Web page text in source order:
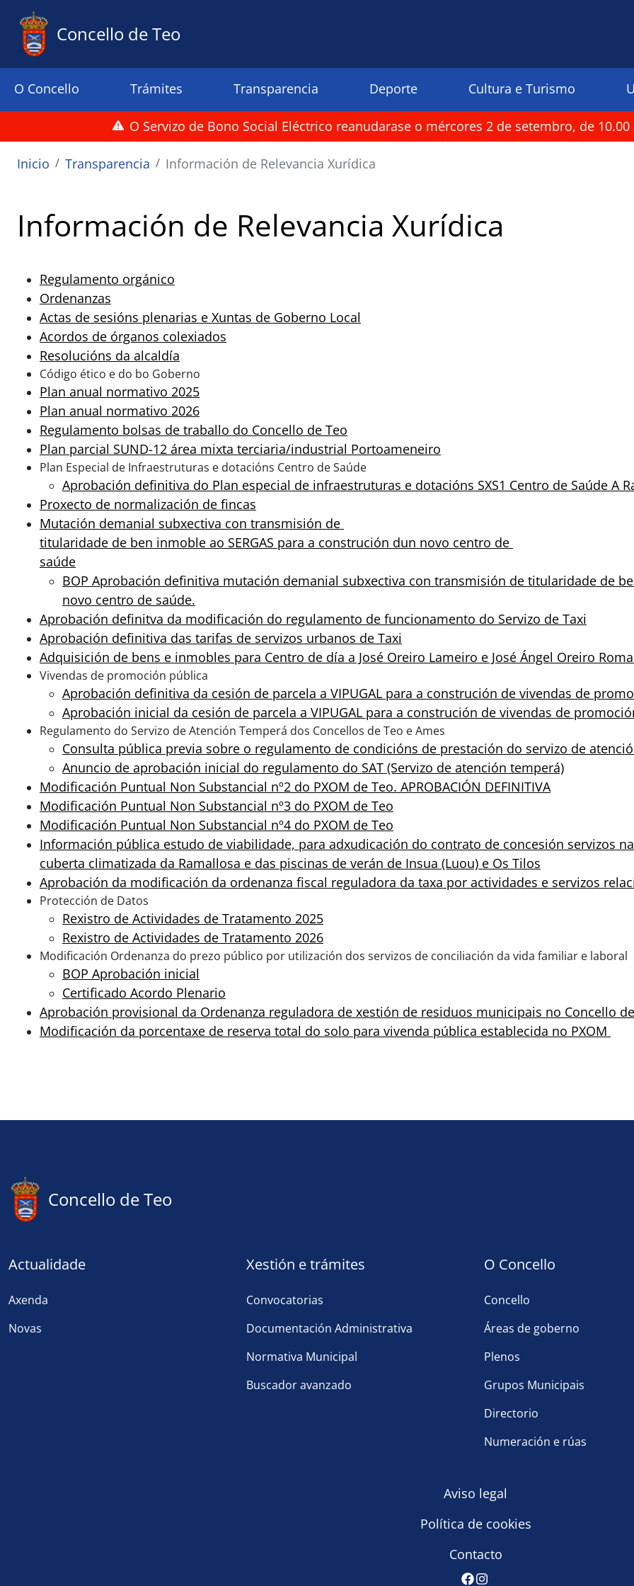
Ir o contido principal
Concello de Teo
Menu principal
O Concello Trámites Transparencia Deporte Cultura e Turismo
O Servizo de Bono Social Eléctrico reanudarase o mércores 2 de setembro, de
Miga de pan
Inicio Transparencia Información de Relevancia Xurídica
Información de Relevancia Xurídica
Regulamento orgánico
Ordenanzas
Actas de sesións plenarias e Xuntas de Goberno Local
Acordos de órganos colexiados
Resolucións da alcaldía
Código ético e do bo Goberno
Plan anual normativo 2025
Plan anual normativo 2026
Regulamento bolsas de traballo do Concello de Teo
Plan parcial SUND-12 área mixta terciaria/industrial Portoameneiro
Plan Especial de Infraestruturas e dotacións Centro de Saúde
Aprobación definitiva do Plan especial de infraestruturas e dotacións SXS1 Centro de Saúde A
Proxecto de normalización de fincas
Mutación demanial subxectiva con transmisión de
titularidade de ben inmoble ao SERGAS para a construción dun novo centro de
saúde
BOP Aprobación definitiva mutación demanial subxectiva con transmisión de titularidade de
novo centro de saúde.
Aprobación definitva da modificación do regulamento de funcionamento do Servizo de Taxi
Aprobación definitiva das tarifas de servizos urbanos de Taxi
Adquisición de bens e inmobles para Centro de día a José Oreiro Lameiro e José Ángel Oreiro
Vivendas de promoción pública
Aprobación definitiva da cesión de parcela a VIPUGAL para a construción de vivendas de
Aprobación inicial da cesión de parcela a VIPUGAL para a construción de vivendas de
Regulamento do Servizo de Atención Temperá dos Concellos de Teo e Ames
Consulta pública previa sobre o regulamento de condicións de prestación do servizo de
Anuncio de aprobación inicial do regulamento do SAT (Servizo de atención temperá)
Modificación Puntual Non Substancial nº2 do PXOM de Teo. APROBACIÓN DEFINITIVA
Modificación Puntual Non Substancial nº3 do PXOM de Teo
Modificación Puntual Non Substancial nº4 do PXOM de Teo
Información pública estudo de viabilidade, para adxudicación do contrato de concesión servizos
cuberta climatizada da Ramallosa e das piscinas de verán de Insua (Luou) e Os Tilos
Aprobación da modificación da ordenanza fiscal reguladora da taxa por actividades e servizos
Protección de Datos
Rexistro de Actividades de Tratamento 2025
Rexistro de Actividades de Tratamento 2026
Modificación Ordenanza do prezo público por utilización dos servizos de conciliación da vida familiar e laboral
BOP Aprobación inicial
Certificado Acordo Plenario
Aprobación provisional da Ordenanza reguladora de xestión de residuos municipais no Concello
Modificación da porcentaxe de reserva total do solo para vivenda pública establecida no PXOM
Concello de Teo
Actualidade
Axenda
Novas
Xestión e trámites
Convocatorias
Documentación Administrativa
Normativa Municipal
Buscador avanzado
O Concello
Concello
Áreas de goberno
Plenos
Grupos Municipais
Directorio
Numeración e rúas
Aviso legal
Política de cookies
Contacto